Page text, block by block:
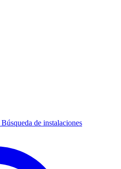
Búsqueda de instalaciones